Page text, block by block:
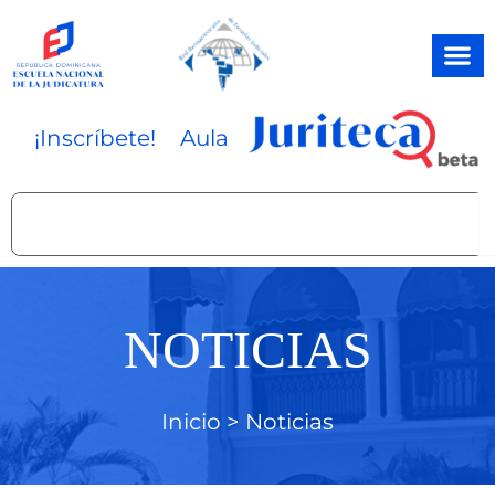
contenido
¡Inscríbete! Aula
Search
NOTICIAS
Inicio > Noticias